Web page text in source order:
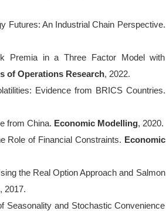
Futures: An Industrial Chain Perspective.
Premia in a Three Factor Model with
of Operations Research, 2022.
Evidence from BRICS Countries.
from China. Economic Modelling, 2020.
Role of Financial Constraints. Economic
the Real Option Approach and Salmon
, 2017.
Seasonality and Stochastic Convenience